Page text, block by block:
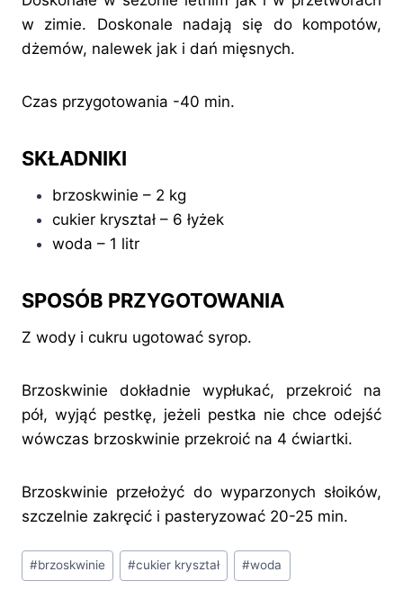
w zimie. Doskonale nadają się do kompotów,
dżemów, nalewek jak i dań mięsnych.
Czas przygotowania -40 min.
SKŁADNIKI
brzoskwinie – 2 kg
cukier kryształ – 6 łyżek
woda – 1 litr
SPOSÓB PRZYGOTOWANIA
Z wody i cukru ugotować syrop.
Brzoskwinie dokładnie wypłukać, przekroić na
pół, wyjąć pestkę, jeżeli pestka nie chce odejść
wówczas brzoskwinie przekroić na 4 ćwiartki.
Brzoskwinie przełożyć do wyparzonych słoików,
szczelnie zakręcić i pasteryzować 20-25 min.
Tagi
wpisu:
#brzoskwinie #cukier kryształ #woda